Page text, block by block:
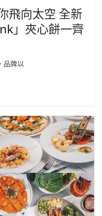
飛向太空 全新
」夾心餅一齊
品牌以